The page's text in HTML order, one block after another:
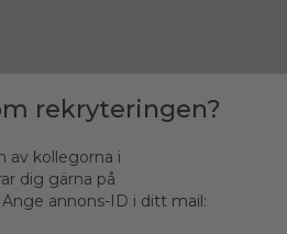
rekryteringen?
av kollegorna i
dig gärna på
annons-ID i ditt mail: